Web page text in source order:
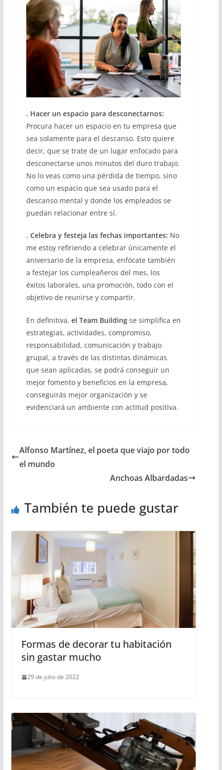
. Hacer un espacio para desconectarnos:
Procura hacer un espacio en tu empresa que
sea solamente para el descanso. Esto quiere
decir, que se trate de un lugar enfocado para
desconectarse unos minutos del duro trabajo.
No lo veas como una pérdida de tiempo, sino
como un espacio que sea usado para el
descanso mental y donde los empleados se
puedan relacionar entre sí.
. Celebra y festeja las fechas importantes: No
me estoy refiriendo a celebrar únicamente el
aniversario de la empresa, enfócate también
a festejar los cumpleañeros del mes, los
éxitos laborales, una promoción, todo con el
objetivo de reunirse y compartir.
En definitiva, el Team Buildingse simplifica en
estrategias, actividades, compromiso,
responsabilidad, comunicación y trabajo
grupal, a través de las distintas dinámicas
que sean aplicadas, se podrá conseguir un
mejor fomento y beneficios en la empresa,
conseguirás mejor organización y se
evidenciará un ambiente con actitud positiva.
Alfonso Martínez, el poeta que viajo por todo
el mundo
Anchoas Albardadas
También te puede gustar
Formas de decorar tu habitación
sin gastar mucho
29 de julio de 2022